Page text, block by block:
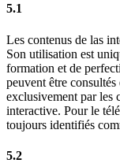
5.1
Les contenus de las
Son utilisation est
formation et de
peuvent être
exclusivement par les
interactive. Pour le
toujours identifiés
5.2